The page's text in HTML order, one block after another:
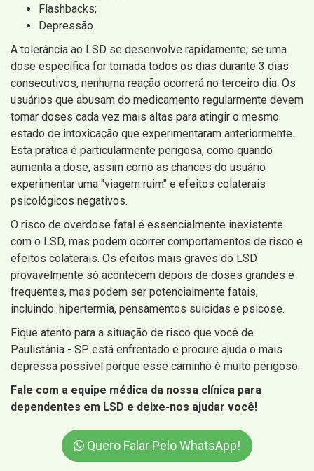
Flashbacks;
Depressão.
A tolerância ao LSD se desenvolve rapidamente; se uma
dose específica for tomada todos os dias durante 3 dias
consecutivos, nenhuma reação ocorrerá no terceiro dia. Os
usuários que abusam do medicamento regularmente devem
tomar doses cada vez mais altas para atingir o mesmo
estado de intoxicação que experimentaram anteriormente.
Esta prática é particularmente perigosa, como quando
aumenta a dose, assim como as chances do usuário
experimentar uma "viagem ruim" e efeitos colaterais
psicológicos negativos.
O risco de overdose fatal é essencialmente inexistente
com o LSD, mas podem ocorrer comportamentos de risco e
efeitos colaterais. Os efeitos mais graves do LSD
provavelmente só acontecem depois de doses grandes e
frequentes, mas podem ser potencialmente fatais,
incluindo: hipertermia, pensamentos suicidas e psicose.
Fique atento para a situação de risco que você de
Paulistânia - SP está enfrentado e procure ajuda o mais
depressa possível porque esse caminho é muito perigoso.
Fale com a equipe médica da nossa clínica para
dependentes em LSD e deixe-nos ajudar você!
Quero Falar Pelo WhatsApp!